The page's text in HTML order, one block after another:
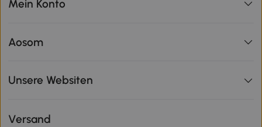
Mein Konto
Aosom
Unsere Websiten
Versand